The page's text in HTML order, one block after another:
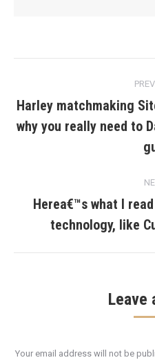
navigation
Harley matchmaking
why you really need to
Herea€™s what I
technology, like
Leave
Your email address will not be